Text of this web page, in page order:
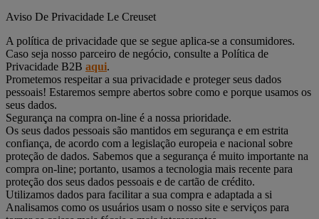
Aviso De Privacidade Le Creuset
A política de privacidade que se segue aplica-se a consumidores.
Caso seja nosso parceiro de negócio, consulte a Política de
Privacidade B2B aqui.
Prometemos respeitar a sua privacidade e proteger seus dados
pessoais! Estaremos sempre abertos sobre como e porque usamos os
seus dados.
Segurança na compra on-line é a nossa prioridade.
Os seus dados pessoais são mantidos em segurança e em estrita
confiança, de acordo com a legislação europeia e nacional sobre
proteção de dados. Sabemos que a segurança é muito importante na
compra on-line; portanto, usamos a tecnologia mais recente para
proteção dos seus dados pessoais e de cartão de crédito.
Utilizamos dados para facilitar a sua compra e adaptada a si
Analisamos como os usuários usam o nosso site e serviços para